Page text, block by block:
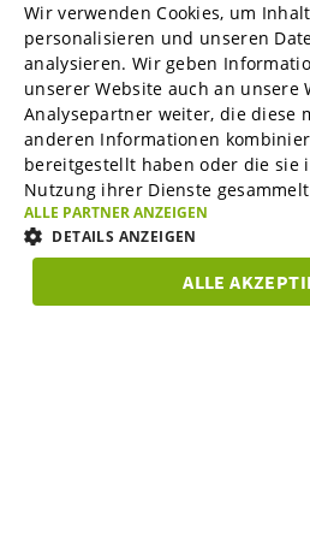
B2B-Marktplätze
Visable Media Services
Mittelstands-Monitor
Karriere
Wir verwenden Cookies, um
personalisieren und unseren
analysieren. Wir geben
unserer Website auch an unsere
Analysepartner weiter, die diese
anderen Informationen
bereitgestellt haben oder die sie
Nutzung ihrer Dienste
ALLE PARTNER ANZEIGEN
DETAILS ANZEIGEN
ALLE
UNBEDINGT